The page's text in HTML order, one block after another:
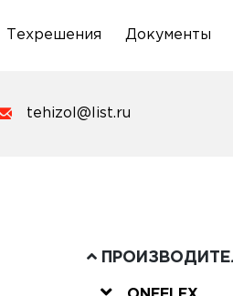
Техрешения Документы
tehizol@list.ru